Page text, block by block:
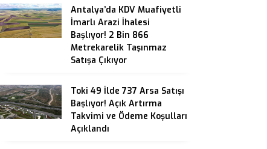
Antalya’da KDV Muafiyetli
İmarlı Arazi İhalesi
Başlıyor! 2 Bin 866
Metrekarelik Taşınmaz
Satışa Çıkıyor
Toki 49 İlde 737 Arsa Satışı
Başlıyor! Açık Artırma
Takvimi ve Ödeme Koşulları
Açıklandı